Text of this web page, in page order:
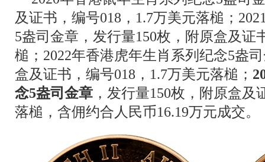
及证书，编号018，1.7万美元落槌；
5盎司金章，发行量150枚，附原盒及证
槌；2022年香港虎年生肖系列纪念5盎
盒及证书，编号018，1.7万美元落槌；
念5盎司金章 ，发行量150枚，附原盒及
落槌，含佣约合人民币16.19万元成交。